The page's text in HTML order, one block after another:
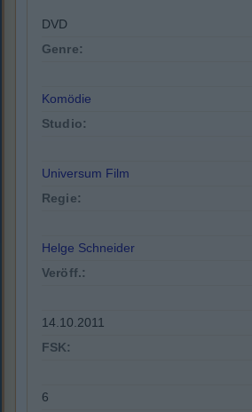
DVD
Genre:
Komödie
Studio:
Universum Film
Regie:
Helge Schneider
Veröff.:
14.10.2011
FSK:
6